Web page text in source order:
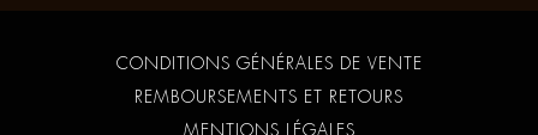
CONDITIONS GÉNÉRALES DE VENTE
REMBOURSEMENTS ET RETOURS
MENTIONS LÉGALES